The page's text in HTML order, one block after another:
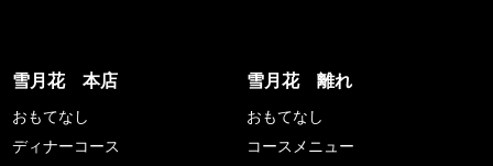
雪月花 本店
おもてなし
ディナーコース
雪月花 離れ
おもてなし
コースメニュー